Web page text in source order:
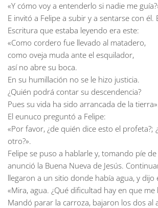
«Y cómo voy a entenderlo si nadie me
E invitó a Felipe a subir y a sentarse con él.
Escritura que estaba leyendo era este:
«Como cordero fue llevado al matadero,
como oveja muda ante el esquilador,
así no abre su boca.
En su humillación no se le hizo justicia.
¿Quién podrá contar su descendencia?
Pues su vida ha sido arrancada de la
El eunuco preguntó a Felipe:
«Por favor, ¿de quién dice esto el profeta?;
otro?».
Felipe se puso a hablarle y, tomando píe de
anunció la Buena Nueva de Jesús.
llegaron a un sitio donde había agua, y dijo
«Mira, agua. ¿Qué dificultad hay en que me
Mandó parar la carroza, bajaron los dos al